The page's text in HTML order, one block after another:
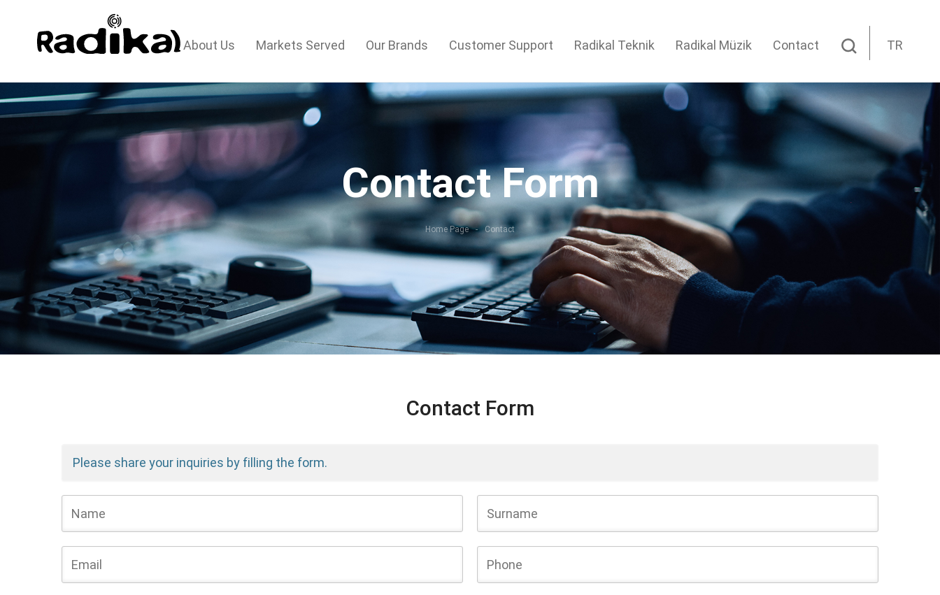
About Us Markets Served Our Brands Customer Support Radikal Teknik Radikal Müzik Contact TR
Contact Form
Home Page Contact
Contact Form
Please share your inquiries by filling the form.